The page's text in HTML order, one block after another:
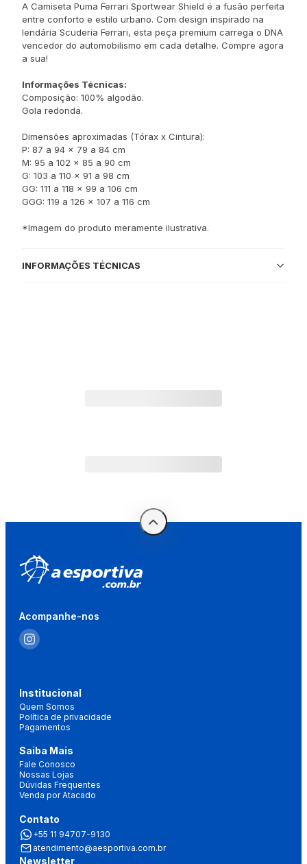
A Camiseta Puma Ferrari Sportwear Shield é a fusão perfeita
entre conforto e estilo urbano. Com design inspirado na
lendária Scuderia Ferrari, esta peça premium carrega o DNA
vencedor do automobilismo em cada detalhe. Compre agora
a sua!
Informações Técnicas:
Composição: 100% algodão.
Gola redonda.
Dimensões aproximadas (Tórax x Cintura):
P: 87 a 94 x 79 a 84 cm
M: 95 a 102 x 85 a 90 cm
G: 103 a 110 x 91 a 98 cm
GG: 111 a 118 x 99 a 106 cm
GGG: 119 a 126 x 107 a 116 cm
*Imagem do produto meramente ilustrativa.
INFORMAÇÕES TÉCNICAS
Acompanhe-nos
Institucional
Quem Somos
Política de privacidade
Pagamentos
Saiba Mais
Fale Conosco
Nossas Lojas
Dúvidas Frequentes
Venda por Atacado
Contato
+55 11 94707-9130
atendimento@aesportiva.com.br
Newsletter